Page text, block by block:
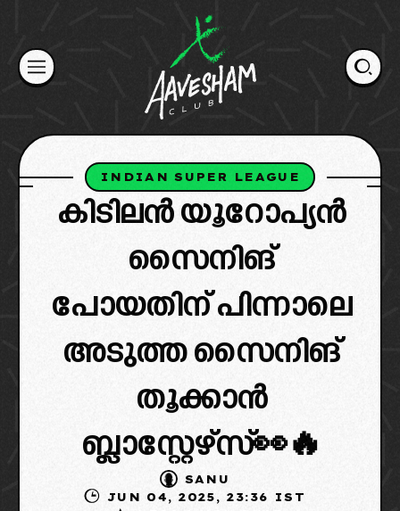
content
INDIAN SUPER LEAGUE
കിടിലൻ യൂറോപ്യൻ
സൈനിങ്
പോയതിന് പിന്നാലെ
അടുത്ത സൈനിങ്
തൂക്കാൻ
ബ്ലാസ്റ്റേഴ്‌സ്👀🔥
SANU
JUN 04, 2025, 23:36 IST